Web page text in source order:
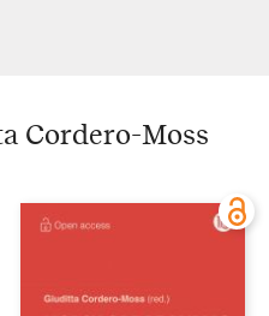
Cordero-Moss